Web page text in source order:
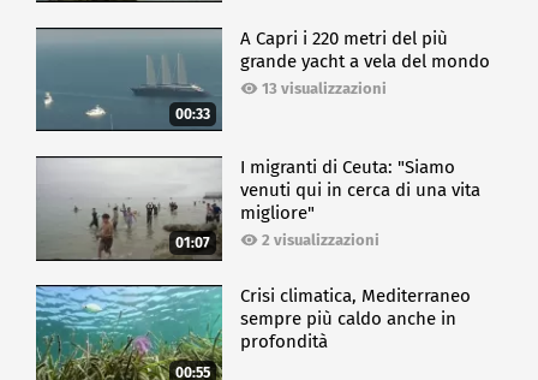
00:33
A Capri i 220 metri del più
grande yacht a vela del mondo
13 visualizzazioni
01:07
I migranti di Ceuta: "Siamo
venuti qui in cerca di una vita
migliore"
2 visualizzazioni
00:55
Crisi climatica, Mediterraneo
sempre più caldo anche in
profondità